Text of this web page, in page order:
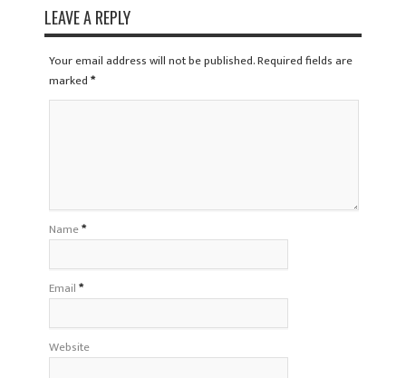
LEAVE A REPLY
Your email address will not be published. Required fields are
marked*
Name*
Email*
Website